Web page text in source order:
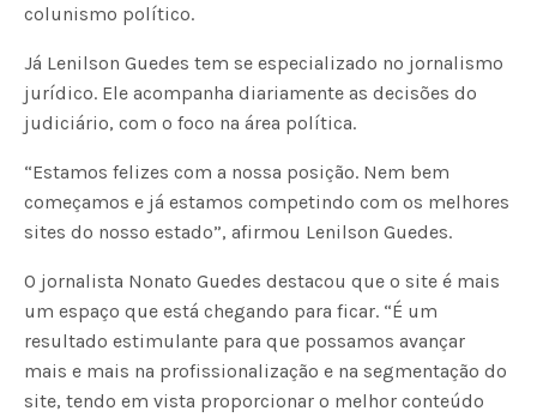
colunismo político.
Já Lenilson Guedes tem se especializado no jornalismo
jurídico. Ele acompanha diariamente as decisões do
judiciário, com o foco na área política.
“Estamos felizes com a nossa posição. Nem bem
começamos e já estamos competindo com os melhores
sites do nosso estado”, afirmou Lenilson Guedes.
O jornalista Nonato Guedes destacou que o site é mais
um espaço que está chegando para ficar. “É um
resultado estimulante para que possamos avançar
mais e mais na profissionalização e na segmentação do
site, tendo em vista proporcionar o melhor conteúdo